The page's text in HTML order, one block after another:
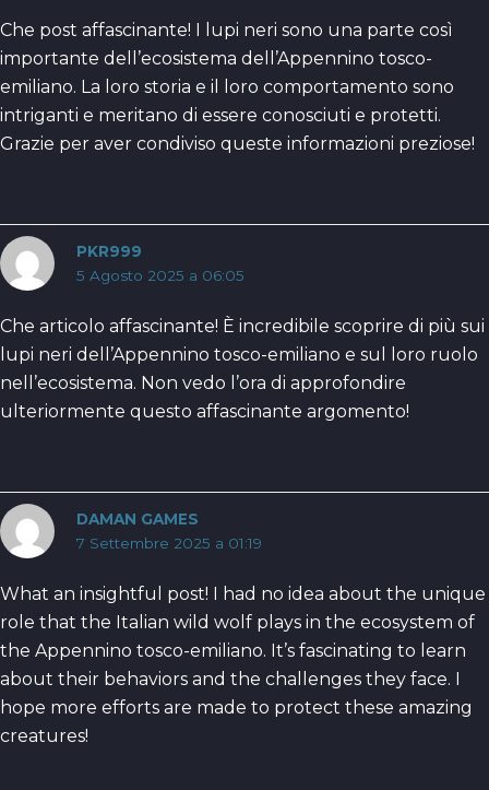
Che post affascinante! I lupi neri sono una parte così
importante dell’ecosistema dell’Appennino tosco-
emiliano. La loro storia e il loro comportamento sono
intriganti e meritano di essere conosciuti e protetti.
Grazie per aver condiviso queste informazioni preziose!
PKR999
5 Agosto 2025 a 06:05
Che articolo affascinante! È incredibile scoprire di più sui
lupi neri dell’Appennino tosco-emiliano e sul loro ruolo
nell’ecosistema. Non vedo l’ora di approfondire
ulteriormente questo affascinante argomento!
DAMAN GAMES
7 Settembre 2025 a 01:19
What an insightful post! I had no idea about the unique
role that the Italian wild wolf plays in the ecosystem of
the Appennino tosco-emiliano. It’s fascinating to learn
about their behaviors and the challenges they face. I
hope more efforts are made to protect these amazing
creatures!